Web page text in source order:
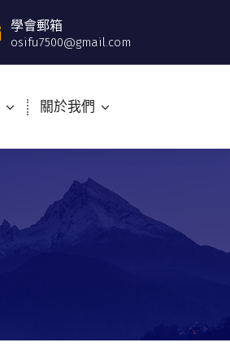
學會郵箱
osifu7500@gmail.com
關於我們